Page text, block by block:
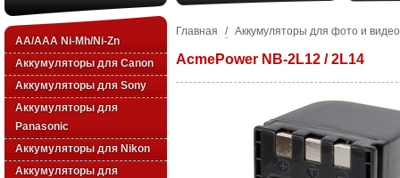
AA/AAA Ni-Mh/Ni-Zn
Аккумуляторы для Canon
Аккумуляторы для Sony
Аккумуляторы для
Panasonic
Аккумуляторы для Nikon
Аккумуляторы для
Главная / Аккумуляторы для фото и
AcmePower NB-2L12 / 2L14